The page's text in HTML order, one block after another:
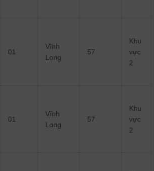
01
Vĩnh
Long
57
Khu
vực
2
01
Vĩnh
Long
57
Khu
vực
2